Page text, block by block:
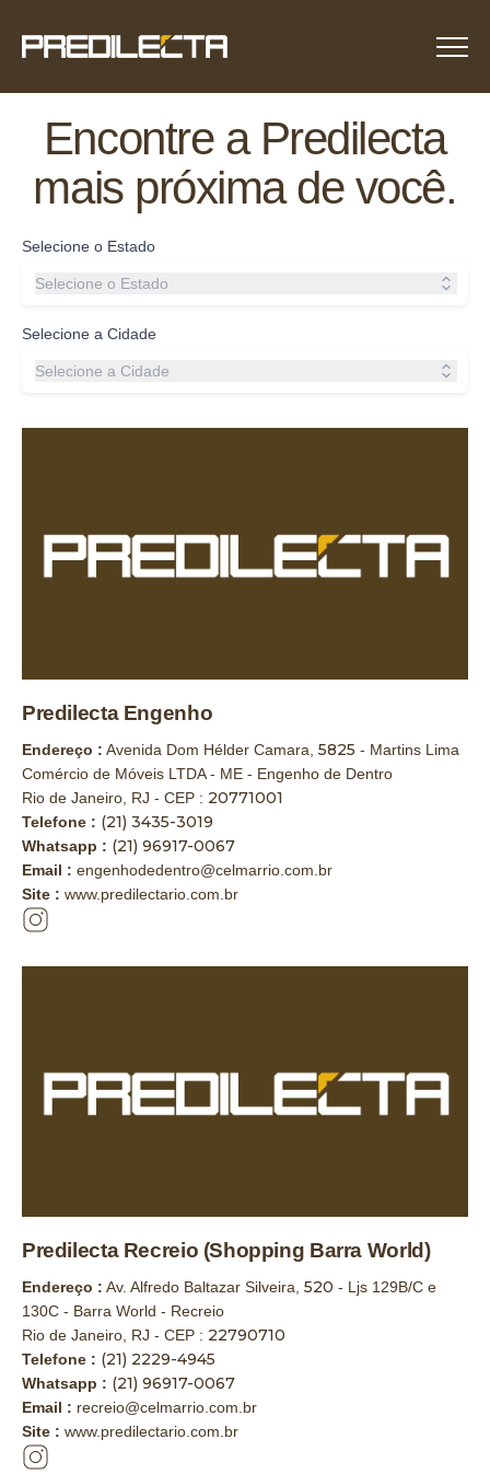
Encontre a Predilecta
mais próxima de você.
Selecione o Estado
Selecione o Estado
Selecione a Cidade
Selecione a Cidade
Predilecta Engenho
Endereço : Avenida Dom Hélder Camara, 5825 - Martins Lima
Comércio de Móveis LTDA - ME - Engenho de Dentro
Rio de Janeiro, RJ - CEP : 20771001
Telefone : (21) 3435-3019
Whatsapp : (21) 96917-0067
Email : engenhodedentro@celmarrio.com.br
Site : www.predilectario.com.br
Predilecta Recreio (Shopping Barra World)
Endereço : Av. Alfredo Baltazar Silveira, 520 - Ljs 129B/C e
130C - Barra World - Recreio
Rio de Janeiro, RJ - CEP : 22790710
Telefone : (21) 2229-4945
Whatsapp : (21) 96917-0067
Email : recreio@celmarrio.com.br
Site : www.predilectario.com.br